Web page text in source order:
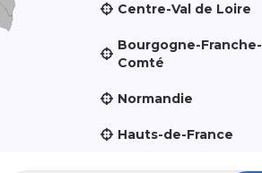
Centre-Val de Loire
Bourgogne-Franche-
Comté
Normandie
Hauts-de-France